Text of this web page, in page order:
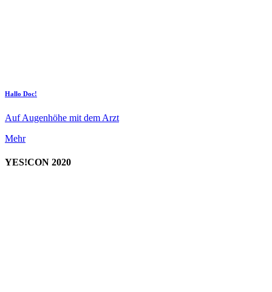
Hallo Doc!
Auf Augenhöhe mit dem Arzt
Mehr
YES!CON 2020